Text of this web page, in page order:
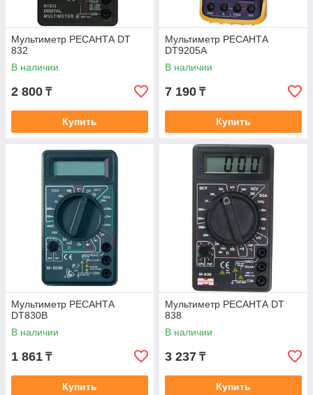
Мультиметр РЕСАНТА DT
832
В наличии
2 800 ₸
Купить
Мультиметр РЕСАНТА
DT9205A
В наличии
7 190 ₸
Купить
Мультиметр РЕСАНТА
DT830B
В наличии
1 861 ₸
Купить
Мультиметр РЕСАНТА DT
838
В наличии
3 237 ₸
Купить